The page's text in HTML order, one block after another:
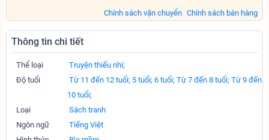
Chính sách bán hàng
Chính sách vận chuyển
Thông tin chi tiết
Thể loại
Truyện thiếu nhi;
Độ tuổi
Từ 11 đến 12 tuổi; 5 tuổi; 6 tuổi; Từ 7 đến 8 tuổi; Từ 9 đến
10 tuổi;
Loại
Sách tranh
Ngôn ngữ
Tiếng Việt